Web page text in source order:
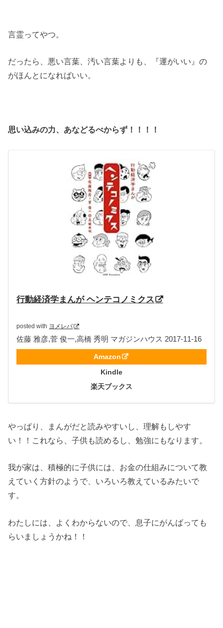
言霊ってやつ。
だったら、悪い言葉、汚い言葉よりも、『運がいい』の
がほんとになればいい。
思い込みの力、あなどるべからず！！！！
行動経済学まんが ヘンテコノミクス
posted with ヨメレバ
佐藤 雅彦,菅 俊一,高橋 秀明 マガジンハウス 2017-11-16
Amazon
Kindle
楽天ブックス
やっぱり、まんがだと読みやすいし、理解もしやす
い！！これなら、子供も読めるし、勉強にもなります。
我が家は、積極的に子供には、お金の仕組みについて教
えていく方針のようで、いろいろ教えているみたいで
す。
わたしには、よくわからないので、息子にがんばっても
らいましょうかね！！